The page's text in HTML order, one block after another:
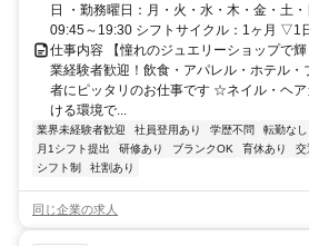
日 ・勤務曜日：月・火・水・木・金・土
09:45～19:30 シフトサイクル：1ヶ月 ▽1
仕事内容 【憧れのジュエリーショップで
業経験者歓迎！飲食・アパレル・ホテル
者にピッタリのお仕事です ☆ネイル・ヘ
ける環境で...
業界未経験者歓迎 社員登用あり 学歴不問 転勤なし
月1シフト提出
研修あり ブランクOK 育休あり 交
シフト制
社割あり
同じ企業の求人